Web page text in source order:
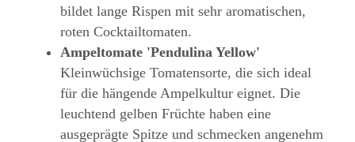
bildet lange Rispen mit sehr aromatischen,
roten Cocktailtomaten.
Ampeltomate 'Pendulina Yellow'
Kleinwüchsige Tomatensorte, die sich ideal
für die hängende Ampelkultur eignet. Die
leuchtend gelben Früchte haben eine
ausgeprägte Spitze und schmecken angenehm